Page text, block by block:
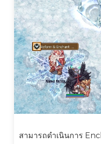
สามารถดำเนินการ